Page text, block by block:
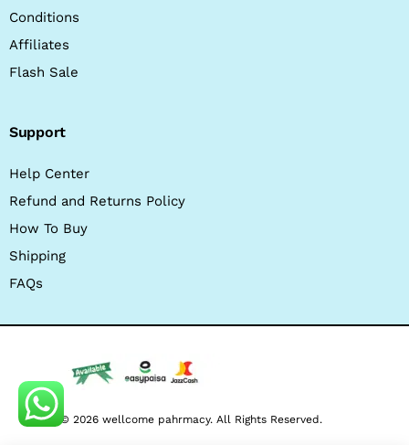
Conditions
Affiliates
Flash Sale
Support
Help Center
Refund and Returns Policy
How To Buy
Shipping
FAQs
© 2026 wellcome pahrmacy. All Rights Reserved.